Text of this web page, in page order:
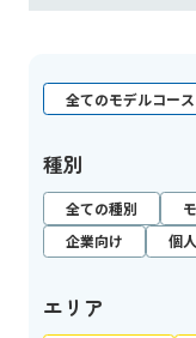
全てのモデルコー
種別
全ての種別
企業向け
個
エリア